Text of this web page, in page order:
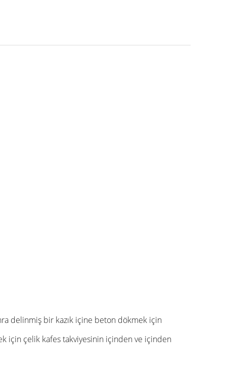
delinmiş bir kazık içine beton dökmek için
için çelik kafes takviyesinin içinden ve içinden